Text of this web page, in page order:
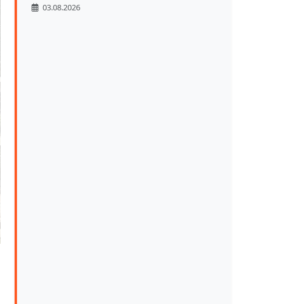
03.08.2026